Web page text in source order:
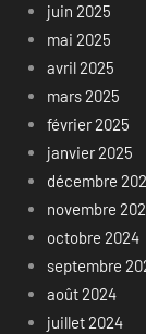
juin 2025
mai 2025
avril 2025
mars 2025
février 2025
janvier 2025
décembre
novembre
octobre 2024
septembre
août 2024
juillet 2024